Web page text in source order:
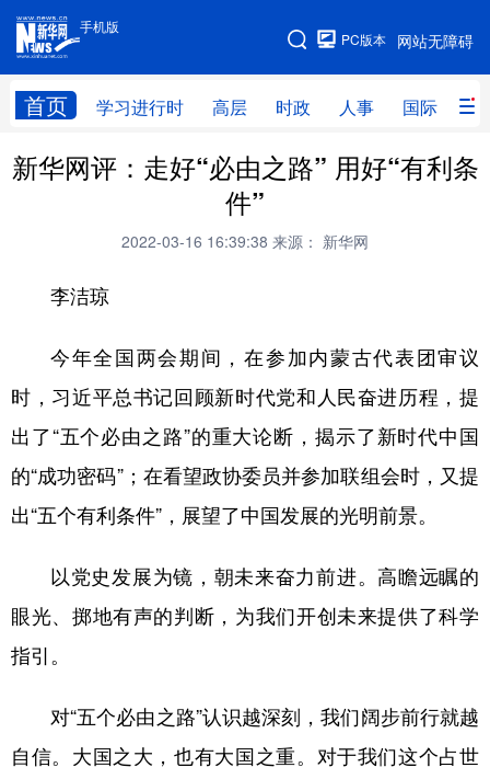
手机版
网站无障碍
PC版本
首页 学习进行时 高层 时政 人事 国际 财
手机版
网站地图
学习进行时 高层 时政 人事
全球连线
科技
文化 书画 健康 军事
访谈 视频 图片 政务
法律 中央文件 金融 汽车
食品 人居 信息化 数字经济
学术中国 乡村振兴 溯源中国
城市 旅游 能源 会展
彩票 娱乐 时尚 悦读
文化产业
新华网评：走好“必由之路” 用好“有利条
件”
2022-03-16 16:39:38 来源： 新华网
李洁琼
今年全国两会期间，在参加内蒙古代表团审议
时，习近平总书记回顾新时代党和人民奋进历程，提
出了“五个必由之路”的重大论断，揭示了新时代中国
的“成功密码”；在看望政协委员并参加联组会时，又提
出“五个有利条件”，展望了中国发展的光明前景。
以党史发展为镜，朝未来奋力前进。高瞻远瞩的
眼光、掷地有声的判断，为我们开创未来提供了科学
指引。
对“五个必由之路”认识越深刻，我们阔步前行就越
自信。大国之大，也有大国之重。对于我们这个占世